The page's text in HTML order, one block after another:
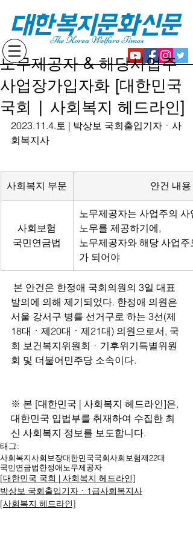
대한복지문화신문
The Korea Welfare Times
노무제공자 & 해당사업주
사업장가입자화 [대한민국
국회 | 사회복지 헤드라인]
2023.11.4.토 | 박상보 국회출입기자ㆍ사
회복지사
사회복지 부문 안건 내용
사회보험
국민연금법
노무제공자는 사업주의 사
노무를 제공하기에,
노무제공자와 해당 사업주
가 되어야
본 안건은 한정애 국회의원의 3일 대표
발의에 의해 제기되었다. 한정애 의원은
서울 강서구 병를 선거구로 하는 3선(제
18대ㆍ제20대ㆍ제21대) 의원으로서, 국
회 보건복지위원회ㆍ기후위기특별위원
회 및 더불어민주당 소속이다.
※ 본 [대한민국 | 사회복지 헤드라인]은,
대한민국 입법부를 취재하여 수집한 최
신 사회복지 정보를 보도합니다.
태그:
사회복지사회보장대한민국국회사회보험제22대
국민연금법한정애 노무제공자
[대한민국 국회 | 사회복지 헤드라인]
박상보 국회출입기자ㆍ1급사회복지사
[사회복지 헤드라인]